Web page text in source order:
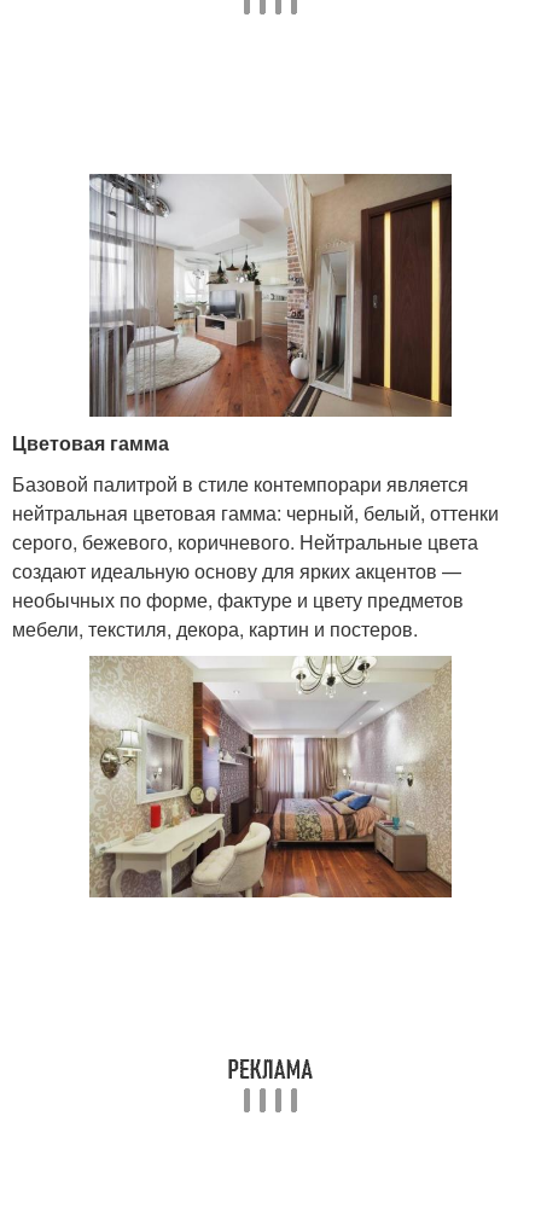
Цветовая гамма
Базовой палитрой в стиле контемпорари является
нейтральная цветовая гамма: черный, белый, оттенки
серого, бежевого, коричневого. Нейтральные цвета
создают идеальную основу для ярких акцентов —
необычных по форме, фактуре и цвету предметов
мебели, текстиля, декора, картин и постеров.